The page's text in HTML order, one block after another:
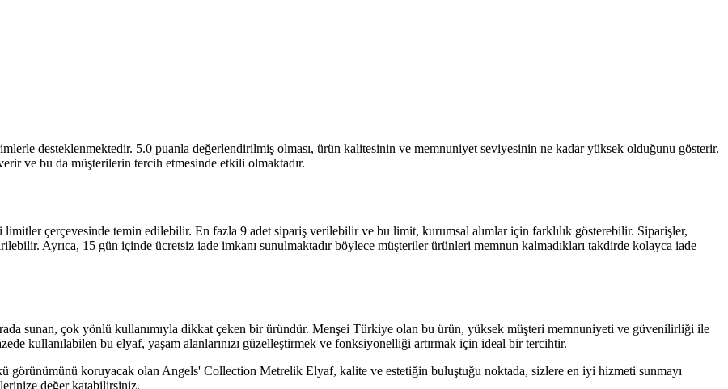
desteklenmektedir. 5.0 puanla değerlendirilmiş olması, ürün kalitesinin ve memnuniyet seviyesinin ne kadar yüksek olduğunu gösterir.
ve bu da müşterilerin tercih etmesinde etkili olmaktadır.
çerçevesinde temin edilebilir. En fazla 9 adet sipariş verilebilir ve bu limit, kurumsal alımlar için farklılık gösterebilir. Siparişler,
Ayrıca, 15 gün içinde ücretsiz iade imkanı sunulmaktadır böylece müşteriler ürünleri memnun kalmadıkları takdirde kolayca iade
sunan, çok yönlü kullanımıyla dikkat çeken bir üründür. Menşei Türkiye olan bu ürün, yüksek müşteri memnuniyeti ve güvenilirliği ile
kullanılabilen bu elyaf, yaşam alanlarınızı güzelleştirmek ve fonksiyonelliği artırmak için ideal bir tercihtir.
görünümünü koruyacak olan Angels' Collection Metrelik Elyaf, kalite ve estetiğin buluştuğu noktada, sizlere en iyi hizmeti sunmayı
değer katabilirsiniz.